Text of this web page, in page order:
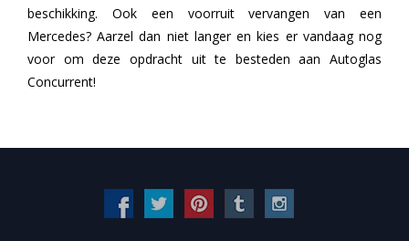
beschikking. Ook een voorruit vervangen van een
Mercedes? Aarzel dan niet langer en kies er vandaag nog
voor om deze opdracht uit te besteden aan Autoglas
Concurrent!